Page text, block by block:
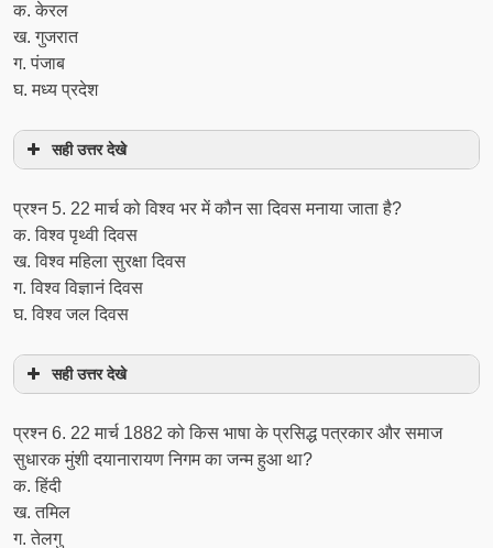
क. केरल
ख. गुजरात
ग. पंजाब
घ. मध्य प्रदेश
सही उत्तर देखे
प्रश्न 5. 22 मार्च को विश्व भर में कौन सा दिवस मनाया जाता है?
क. विश्व पृथ्वी दिवस
ख. विश्व महिला सुरक्षा दिवस
ग. विश्व विज्ञानं दिवस
घ. विश्व जल दिवस
सही उत्तर देखे
प्रश्न 6. 22 मार्च 1882 को किस भाषा के प्रसिद्ध पत्रकार और समाज
सुधारक मुंशी दयानारायण निगम का जन्म हुआ था?
क. हिंदी
ख. तमिल
ग. तेलगु